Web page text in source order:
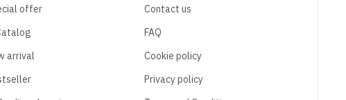
offer
arrival
Contact us
FAQ
Cookie policy
Privacy policy